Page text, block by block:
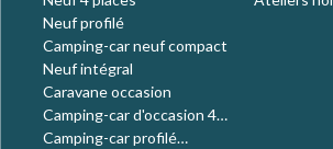
Neuf profilé
Camping-car neuf compact
Neuf intégral
Caravane occasion
Camping-car d'occasion 4
places
Camping-car profilé